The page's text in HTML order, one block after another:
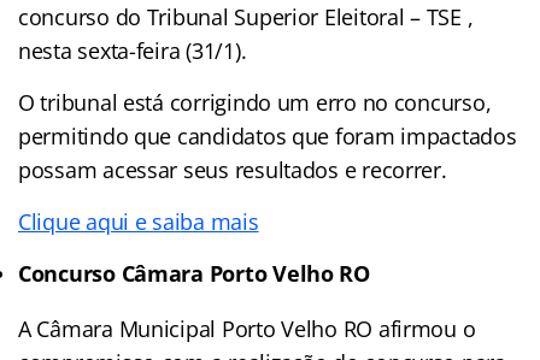
concurso do Tribunal Superior Eleitoral – TSE ,
nesta sexta-feira (31/1).
O tribunal está corrigindo um erro no concurso,
permitindo que candidatos que foram impactados
possam acessar seus resultados e recorrer.
Clique aqui e saiba mais
Concurso Câmara Porto Velho RO
A Câmara Municipal Porto Velho RO afirmou o